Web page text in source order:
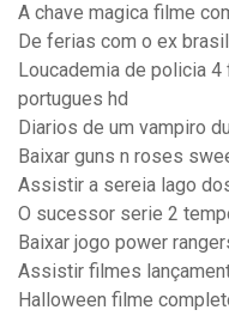
A chave magica filme
De ferias com o ex
Loucademia de policia
portugues hd
Diarios de um vampiro
Baixar guns n roses
Assistir a sereia lago
O sucessor serie 2
Baixar jogo power
Assistir filmes
Halloween filme